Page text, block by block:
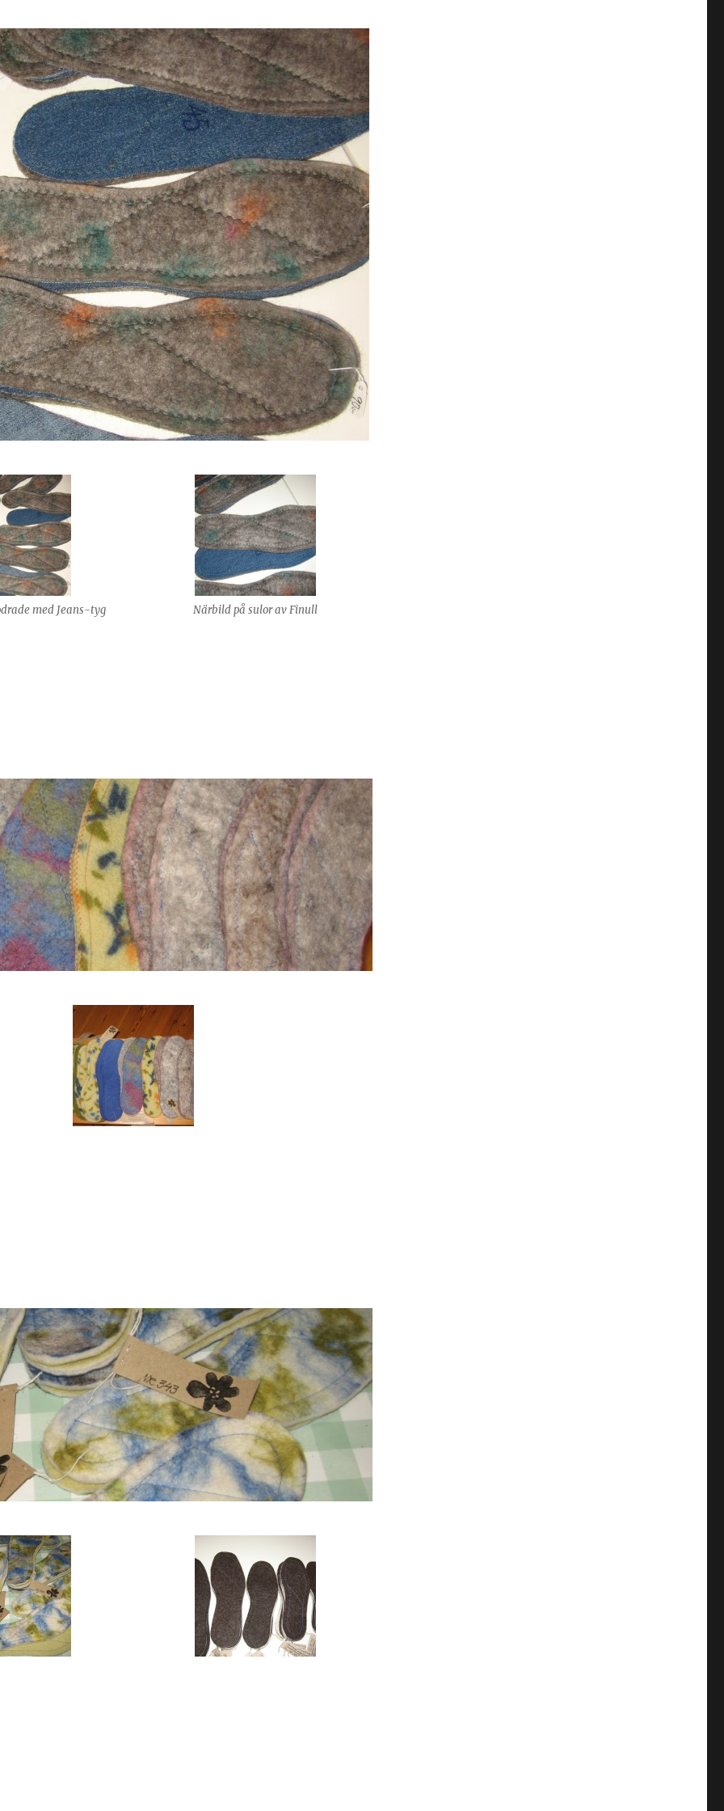
med Jeans-tyg Närbild på sulor av Finull